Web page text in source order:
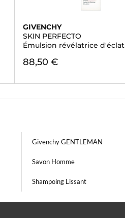
GIVENCHY
SKIN PERFECTO
Émulsion révélatrice d'éclat
88,50 €
Givenchy GENTLEMAN
Savon Homme
Shampoing Lissant